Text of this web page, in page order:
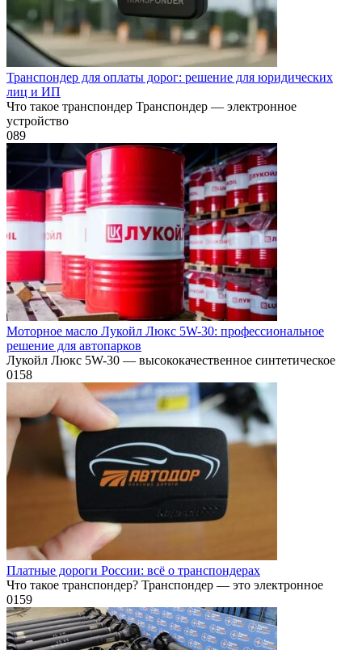
Транспондер для оплаты дорог: решение для юридических
лиц и ИП
Что такое транспондер Транспондер — электронное
устройство
089
Моторное масло Лукойл Люкс 5W-30: профессиональное
решение для автопарков
Лукойл Люкс 5W-30 — высококачественное синтетическое
0158
Платные дороги России: всё о транспондерах
Что такое транспондер? Транспондер — это электронное
0159